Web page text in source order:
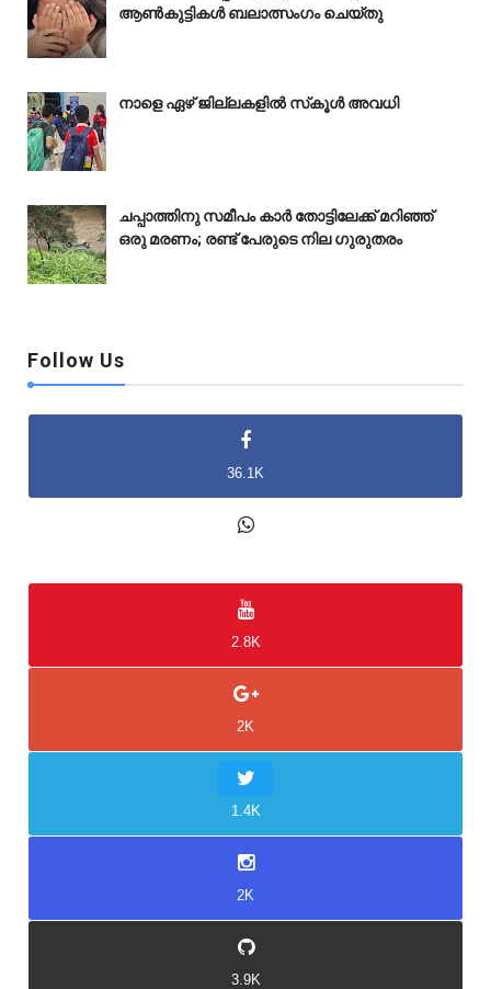
ആൺകുട്ടികൾ ബലാത്സംഗം ചെയ്‌തു
നാളെ ഏഴ് ജില്ലകളിൽ സ്‌കൂൾ അവധി
ചപ്പാത്തിനു സമീപം കാർ തോട്ടിലേക്ക് മറിഞ്ഞ്
ഒരു മരണം; രണ്ട് പേരുടെ നില ഗുരുതരം
Follow Us
36.1K
2.8K
2K
1.4K
2K
3.9K